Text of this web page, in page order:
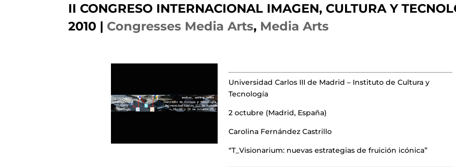
II CONGRESO INTERNACIONAL IMAGEN, CULTURA Y
2010 | Congresses Media Arts, Media Arts
Universidad Carlos III de Madrid – Instituto de Cultura y
Tecnología
2 octubre (Madrid, España)
Carolina Fernández Castrillo
“T_Visionarium: nuevas estrategias de fruición icónica”